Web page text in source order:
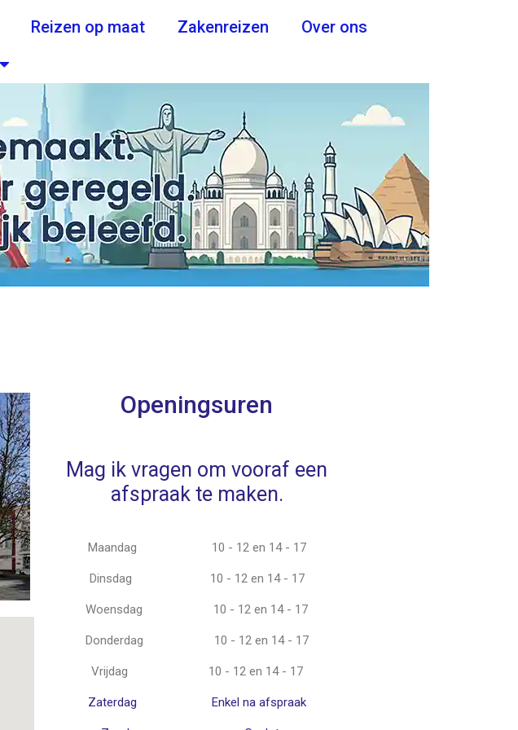
Reizen op maat Zakenreizen
Over ons
Openingsuren
Mag ik vragen om vooraf een
afspraak te maken.
Maandag 10 - 12 en 14 - 17
Dinsdag 10 - 12 en 14 - 17
Woensdag 10 - 12 en 14 - 17
Donderdag 10 - 12 en 14 - 17
Vrijdag 10 - 12 en 14 - 17
Zaterdag Enkel na afspraak